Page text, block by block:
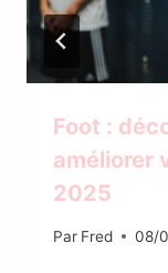
Foot :
améliorer
2025
Par Fred 08/